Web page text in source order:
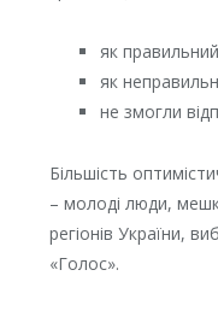
як
як
не змогли
Більшість
– молоді люди,
регіонів України,
«Голос».